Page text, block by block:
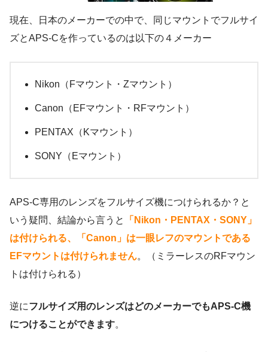
現在、日本のメーカーでの中で、同じマウントでフルサイ
ズとAPS-Cを作っているのは以下の４メーカー
Nikon（Fマウント・Zマウント）
Canon（EFマウント・RFマウント）
PENTAX（Kマウント）
SONY（Eマウント）
APS-C専用のレンズをフルサイズ機につけられるか？と
いう疑問、結論から言うと
「Nikon・PENTAX・SONY」
は付けられる、「Canon」は一眼レフのマウントである
EFマウントは付けられません。（ミラーレスのRFマウン
トは付けられる）
逆にフルサイズ用のレンズはどのメーカーでもAPS-C機
につけることができます。